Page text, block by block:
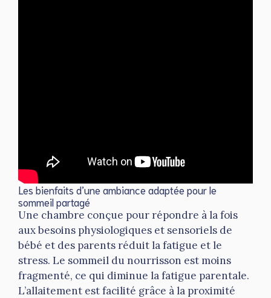
Les bienfaits d’une ambiance adaptée pour le
sommeil partagé
Une chambre conçue pour répondre à la fois
aux besoins physiologiques et sensoriels de
bébé et des parents réduit la fatigue et le
stress. Le sommeil du nourrisson est moins
fragmenté, ce qui diminue la fatigue parentale.
L’allaitement est facilité grâce à la proximité